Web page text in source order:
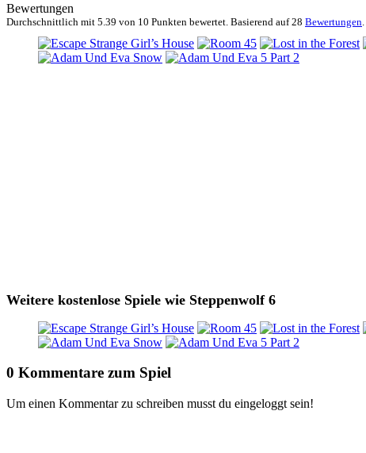
Bewertungen
Durchschnittlich mit 5.39 von 10 Punkten bewertet. Basierend auf28 Bewertungen
Weitere kostenlose Spiele wie Steppenwolf 6
0 Kommentare zum Spiel
Um einen Kommentar zu schreiben musst du eingeloggt sein!